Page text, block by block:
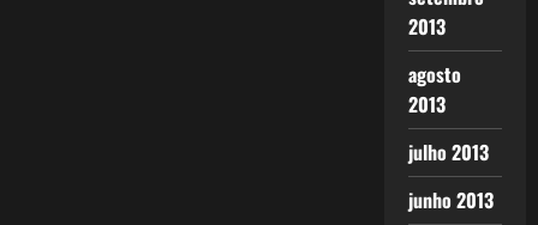
2013
agosto
2013
julho 2013
junho 2013